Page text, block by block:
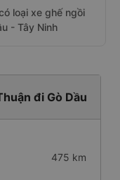
loại xe ghế ngồi
- Tây Ninh
đi Gò Dầu
475 km